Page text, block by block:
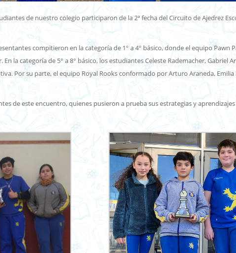
de nuestro colegio participaron de la 2ª fecha del Circuito de Ajedrez
compitieron en la categoría de 1° a 4° básico, donde el equipo Pawn
la categoría de 5° a 8° básico, los estudiantes Celeste Rademacher,
Por su parte, el equipo Royal Rooks conformado por Arturo Araneda,
de este encuentro, quienes pusieron a prueba sus estrategias y